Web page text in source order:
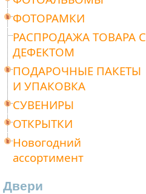
ФОТОРАМКИ
РАСПРОДАЖА ТОВАРА С
ДЕФЕКТОМ
ПОДАРОЧНЫЕ ПАКЕТЫ
И УПАКОВКА
СУВЕНИРЫ
ОТКРЫТКИ
Новогодний
ассортимент
Двери